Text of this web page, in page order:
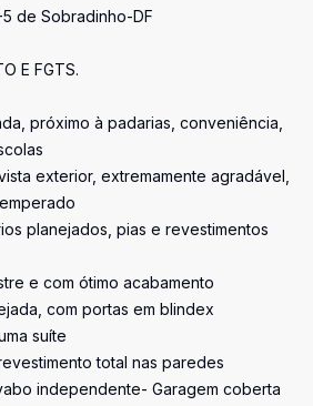
de Sobradinho-DF
E FGTS.
próximo à padarias, conveniência,
exterior, extremamente agradável,
planejados, pias e revestimentos
e com ótimo acabamento
com portas em blindex
suíte
total nas paredes
independente- Garagem coberta